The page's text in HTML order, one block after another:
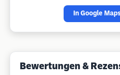
In Google
Bewertungen &